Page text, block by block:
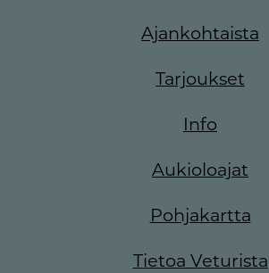
Ajankohtaista
Tarjoukset
Info
Aukioloajat
Pohjakartta
Tietoa Veturista